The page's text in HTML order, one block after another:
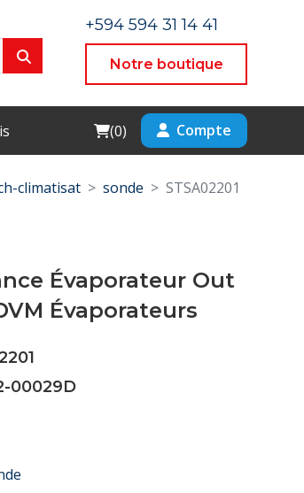
+594 594 31 14 41
Notre boutique
Cart
(0) Compte
climatisat sonde STSA02201
Évaporateur Out
Évaporateurs
00029D